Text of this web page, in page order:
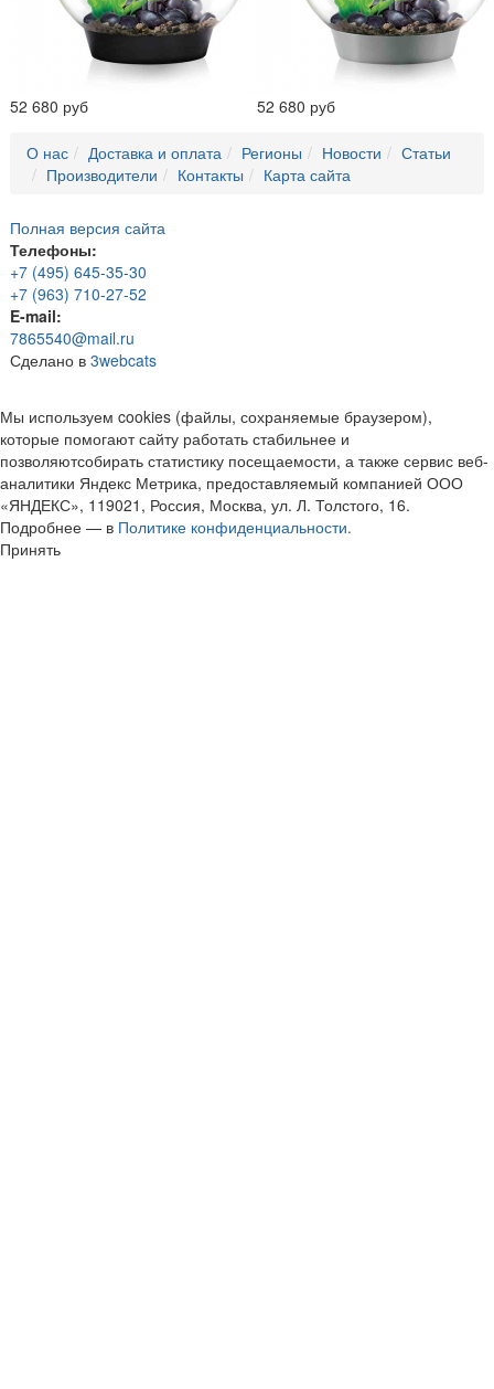
52 680 руб 52 680 руб
О нас Доставка и оплата Регионы Новости
Статьи
Производители
Контакты Карта сайта
Полная версия сайта
Телефоны:
+7 (495) 645-35-30
+7 (963) 710-27-52
E-mail:
7865540@mail.ru
Сделано в 3webcats
Мы используем cookies (файлы, сохраняемые браузером),
которые помогают сайту работать стабильнее и
позволяютсобирать статистику посещаемости, а также сервис веб-
аналитики Яндекс Метрика, предоставляемый компанией ООО
«ЯНДЕКС», 119021, Россия, Москва, ул. Л. Толстого, 16.
Подробнее — в Политике конфиденциальности.
Принять